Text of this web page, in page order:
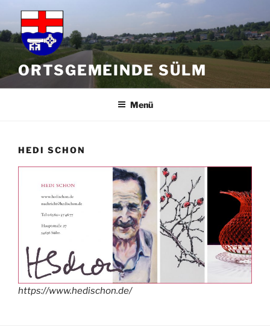
Inhalt
springen
ORTSGEMEINDE SÜLM
Menü
HEDI SCHON
https://www.hedischon.de/